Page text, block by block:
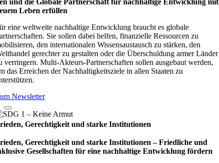
und die Glo­bale Part­ner­schaft für nach­hal­tige Ent­wick­lung mit
Leben erfül­len
eine weltweite nachhaltige Entwicklung braucht es globale
Sie sollen dabei helfen, finanzielle Ressourcen zu
den internationalen Wissensaustausch zu stärken, den
gerechter zu gestalten oder die Überschuldung armer Länder
verringern. Multi-Akteurs-Partnerschaften sollen ausgebaut werden,
das Erreichen der Nachhaltigkeitsziele in allen Staaten zu
Newsletter
Gerechtigkeit und starke Institutionen
Gerechtigkeit und starke Institutionen – Fried­li­che und
Gesell­schaf­ten für eine nach­hal­tige Ent­wick­lung för­dern